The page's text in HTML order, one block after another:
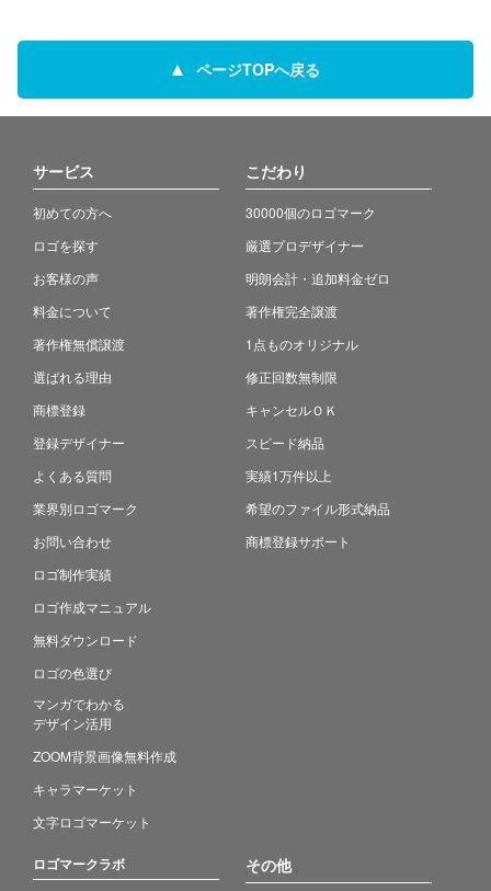
ページTOPへ戻る
サービス
初めての方へ
ロゴを探す
お客様の声
料金について
著作権無償譲渡
選ばれる理由
商標登録
登録デザイナー
よくある質問
業界別ロゴマーク
お問い合わせ
ロゴ制作実績
ロゴ作成マニュアル
無料ダウンロード
ロゴの色選び
マンガでわかる
デザイン活用
ZOOM背景画像無料作成
キャラマーケット
文字ロゴマーケット
こだわり
30000個のロゴマーク
厳選プロデザイナー
明朗会計・追加料金ゼロ
著作権完全譲渡
1点ものオリジナル
修正回数無制限
キャンセルＯＫ
スピード納品
実績1万件以上
希望のファイル形式納品
商標登録サポート
ロゴマークラボ その他